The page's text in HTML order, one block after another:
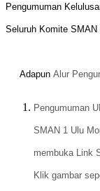
Pengumuman
Seluruh Komite SMAN
Adapun Alur
Pengumuman
SMAN 1 Ulu
membuka Link
Klik gambar